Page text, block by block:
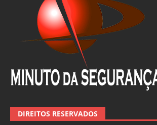
DIREITOS RESERVADOS